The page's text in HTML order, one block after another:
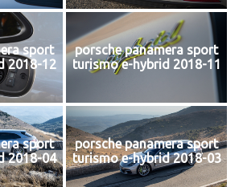
sport
2018-12
porsche panamera sport
turismo e-hybrid 2018-11
sport
2018-04
porsche panamera sport
turismo e-hybrid 2018-03